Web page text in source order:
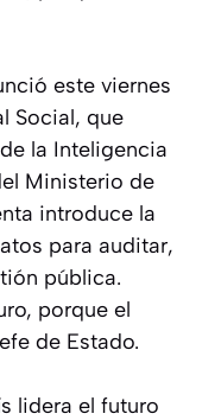
este viernes
Social, que
la Inteligencia
Ministerio de
introduce la
para auditar,
pública.
porque el
de Estado.
lidera el futuro